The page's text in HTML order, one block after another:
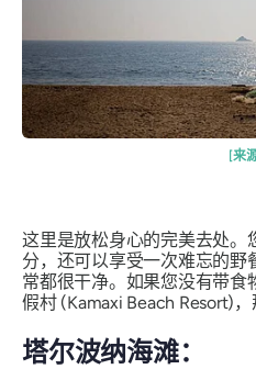
[来
这里是放松身心的完美去处。
分，还可以享受一次难忘的野
常都很干净。如果您没有带食
假村 (Kamaxi Beach Resort)
塔尔波纳海滩：